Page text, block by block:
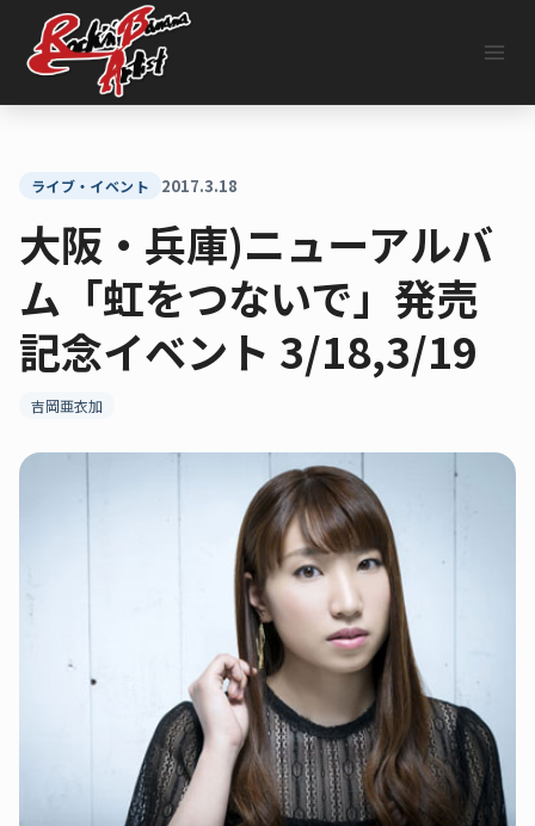
キ
ライブ・イベント 2017.3.18
大阪・兵庫)ニューアルバ
ム「虹をつないで」発売
記念イベント 3/18,3/19
吉岡亜衣加